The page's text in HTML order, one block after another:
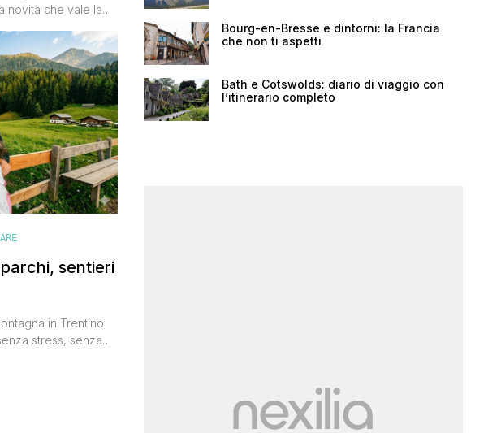
novità che vale la
che scelgono
soggiorno.
ampliato nel 2025 e
sentieri
in Trentino
stress, senza
Bourg-en-Bresse e dintorni: la Francia
che non ti aspetti
Bath e Cotswolds: diario di viaggio con
l’itinerario completo